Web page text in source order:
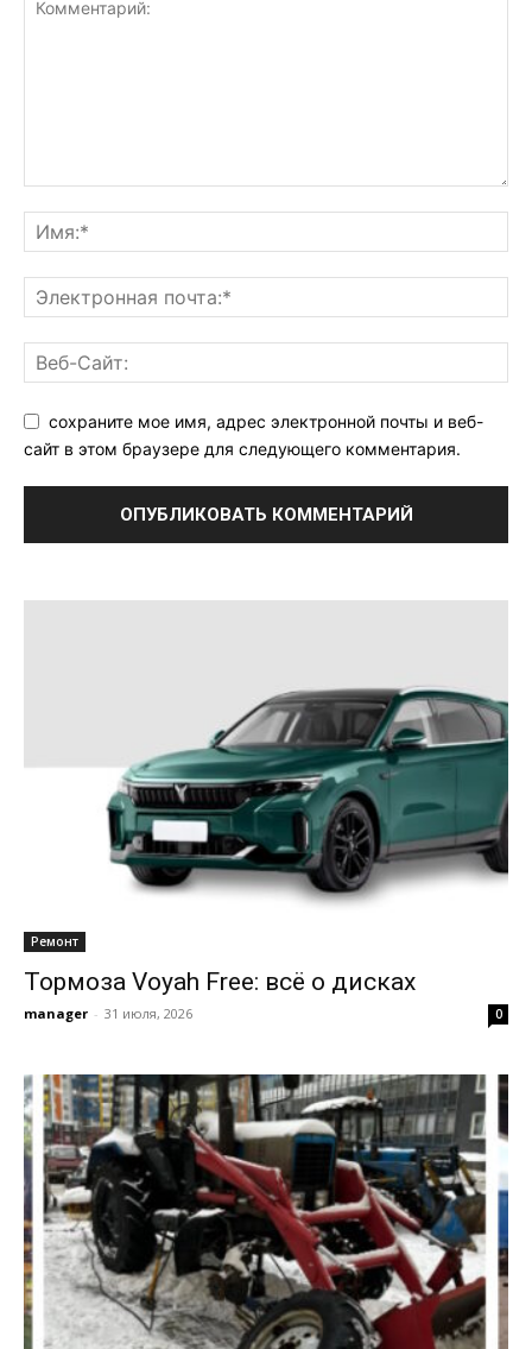
сохраните мое имя, адрес электронной почты и веб-
сайт в этом браузере для следующего комментария.
Ремонт
Тормоза Voyah Free: всё о дисках
manager - 31 июля, 2026 0